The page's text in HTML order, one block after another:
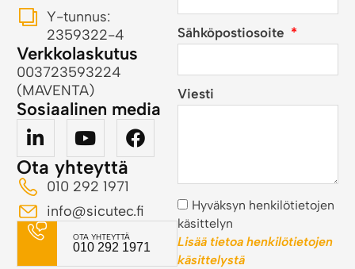
Y-tunnus:
2359322-4
Verkkolaskutus
003723593224
(MAVENTA)
Sosiaalinen media
Ota yhteyttä
010 292 1971
info@sicutec.fi
OTA YHTEYTTÄ
010 292 1971
Sähköpostiosoite
Viesti
Hyväksyn henkilötietojen
käsittelyn
Lisää tietoa henkilötietojen
käsittelystä